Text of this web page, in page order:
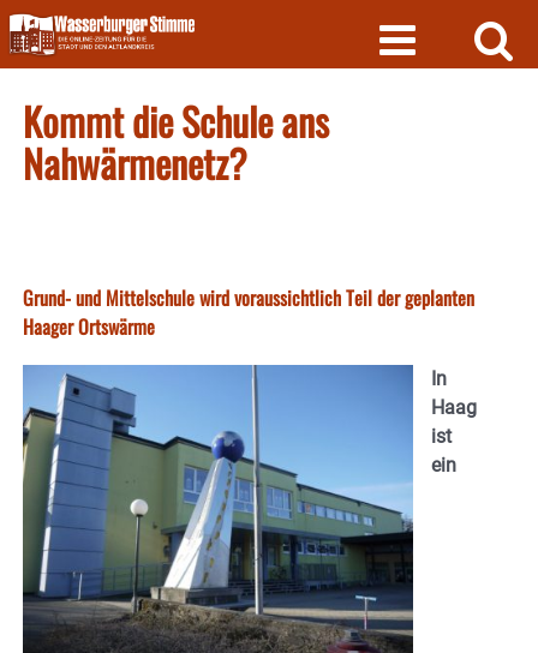
Skip
to
content
Kommt die Schule ans
Nahwärmenetz?
Grund- und Mittelschule wird voraussichtlich Teil der geplanten
Haager Ortswärme
In
Haag
ist
ein